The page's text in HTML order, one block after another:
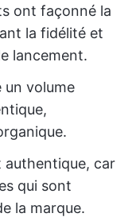
ont façonné la
la fidélité et
lancement.
un volume
authentique, car
qui sont
la marque.